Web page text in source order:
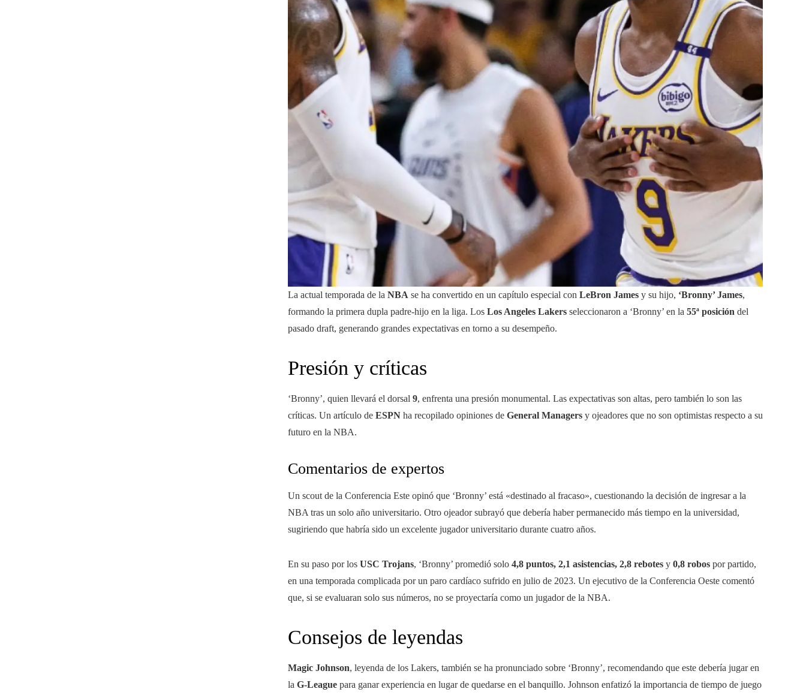
La actual temporada de la NBA se ha convertido en un capítulo especial con LeBron James y su hijo, ‘Bronny’ James,
formando la primera dupla padre-hijo en la liga. Los Los Angeles Lakers seleccionaron a ‘Bronny’ en la 55ª posición del
pasado draft, generando grandes expectativas en torno a su desempeño.
Presión y críticas
‘Bronny’, quien llevará el dorsal 9, enfrenta una presión monumental. Las expectativas son altas, pero también lo son las
críticas. Un artículo de ESPN ha recopilado opiniones de General Managers y ojeadores que no son optimistas respecto a su
futuro en la NBA.
Comentarios de expertos
Un scout de la Conferencia Este opinó que ‘Bronny’ está «destinado al fracaso», cuestionando la decisión de ingresar a la
NBA tras un solo año universitario. Otro ojeador subrayó que debería haber permanecido más tiempo en la universidad,
sugiriendo que habría sido un excelente jugador universitario durante cuatro años.
En su paso por los USC Trojans, ‘Bronny’ promedió solo 4,8 puntos, 2,1 asistencias, 2,8 rebotes y 0,8 robos por partido,
en una temporada complicada por un paro cardíaco sufrido en julio de 2023. Un ejecutivo de la Conferencia Oeste comentó
que, si se evaluaran solo sus números, no se proyectaría como un jugador de la NBA.
Consejos de leyendas
Magic Johnson, leyenda de los Lakers, también se ha pronunciado sobre ‘Bronny’, recomendando que este debería jugar en
la G-League para ganar experiencia en lugar de quedarse en el banquillo. Johnson enfatizó la importancia de tiempo de juego